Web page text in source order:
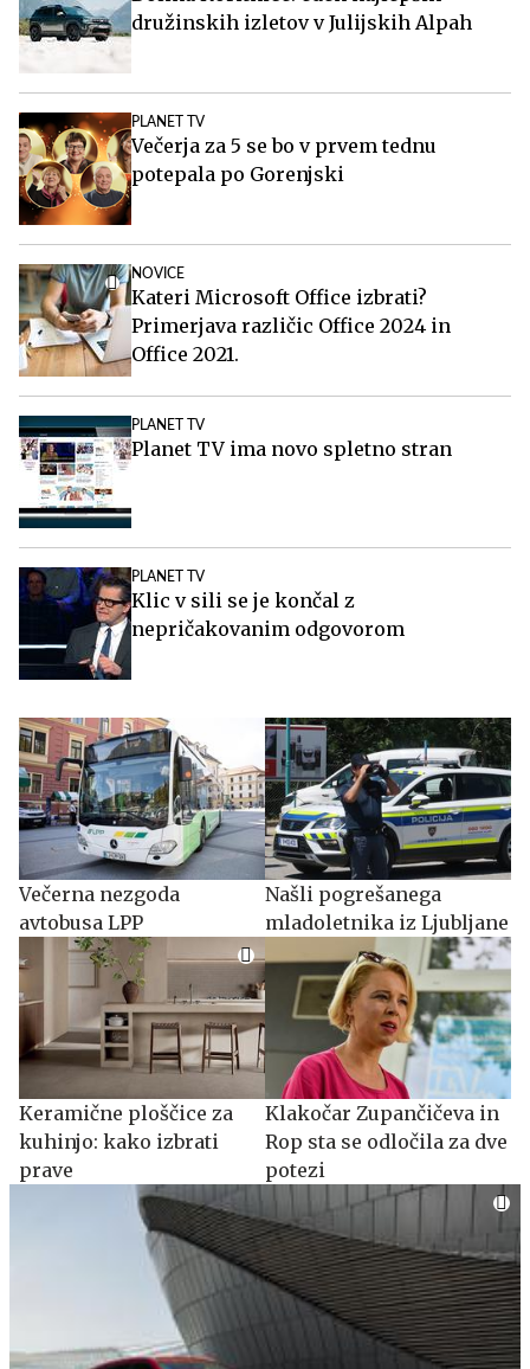
družinskih izletov v Julijskih Alpah
PLANET TV
Večerja za 5 se bo v prvem tednu
potepala po Gorenjski
NOVICE
Kateri Microsoft Office izbrati?
Primerjava različic Office 2024 in
Office 2021.
PLANET TV
Planet TV ima novo spletno stran
PLANET TV
Klic v sili se je končal z
nepričakovanim odgovorom
Večerna nezgoda
avtobusa LPP
Našli pogrešanega
mladoletnika iz Ljubljane
Keramične ploščice za
kuhinjo: kako izbrati
prave
Klakočar Zupančičeva in
Rop sta se odločila za dve
potezi